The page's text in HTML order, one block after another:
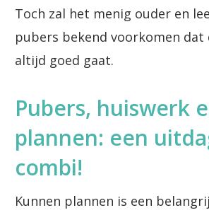
Toch zal het menig ouder en
pubers bekend voorkomen
altijd goed gaat.
Pubers, huiswerk
plannen: een
combi!
Kunnen plannen is een